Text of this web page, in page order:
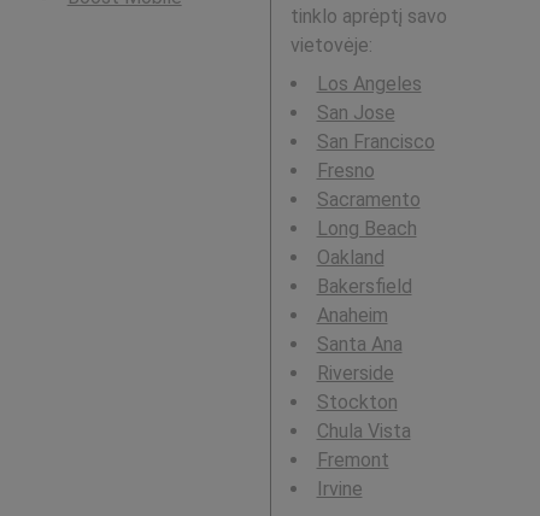
tinklo aprėptį savo
vietovėje:
Los Angeles
San Jose
San Francisco
Fresno
Sacramento
Long Beach
Oakland
Bakersfield
Anaheim
Santa Ana
Riverside
Stockton
Chula Vista
Fremont
Irvine